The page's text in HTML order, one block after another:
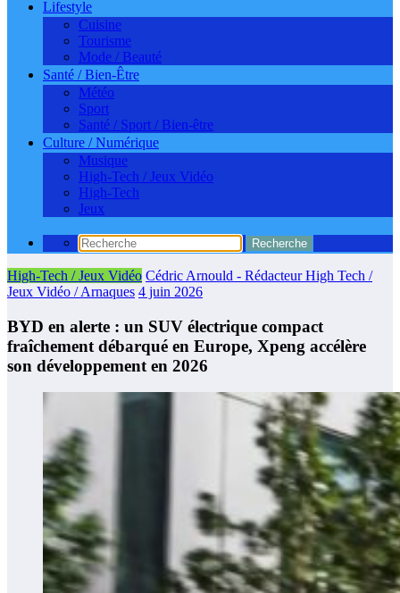
Lifestyle
Cuisine
Tourisme
Mode / Beauté
Santé / Bien-Être
Météo
Sport
Santé / Sport / Bien-être
Culture / Numérique
Musique
High-Tech / Jeux Vidéo
High-Tech
Jeux
High-Tech / Jeux Vidéo Cédric Arnould - Rédacteur High Tech /
Jeux Vidéo / Arnaques 4 juin 2026
BYD en alerte : un SUV électrique compact
fraîchement débarqué en Europe, Xpeng accélère
son développement en 2026